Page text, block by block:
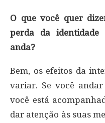
O que você quer
perda da identidade
anda?
Bem, os efeitos da
variar. Se você
você está
dar atenção às suas